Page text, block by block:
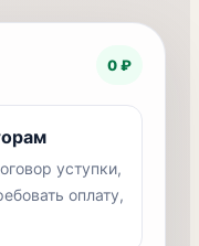
0 ₽
уступки,
оплату,